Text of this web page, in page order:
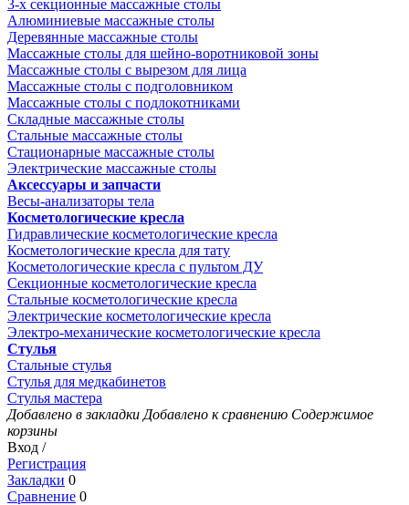
3-х секционные массажные столы
Алюминиевые массажные столы
Деревянные массажные столы
Массажные столы для шейно-воротниковой зоны
Массажные столы с вырезом для лица
Массажные столы с подголовником
Массажные столы с подлокотниками
Складные массажные столы
Стальные массажные столы
Стационарные массажные столы
Электрические массажные столы
Аксессуары и запчасти
Весы-анализаторы тела
Косметологические кресла
Гидравлические косметологические кресла
Косметологические кресла для тату
Косметологические кресла с пультом ДУ
Секционные косметологические кресла
Стальные косметологические кресла
Электрические косметологические кресла
Электро-механические косметологические кресла
Стулья
Стальные стулья
Стулья для медкабинетов
Стулья мастера
Добавлено в закладки Добавлено к сравнению Содержимое
корзины
Вход /
Регистрация
Закладки 0
Сравнение 0